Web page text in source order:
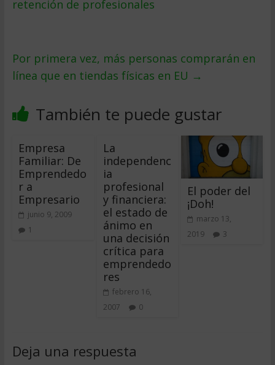
retención de profesionales
Por primera vez, más personas comprarán en
línea que en tiendas físicas en EU →
También te puede gustar
Empresa
Familiar: De
Emprendedo
r a
Empresario
junio 9, 2009
1
La
independenc
ia
profesional
y financiera:
el estado de
ánimo en
una decisión
crítica para
emprendedo
res
febrero 16,
2007
0
El poder del
¡Doh!
marzo 13,
2019
3
Deja una respuesta